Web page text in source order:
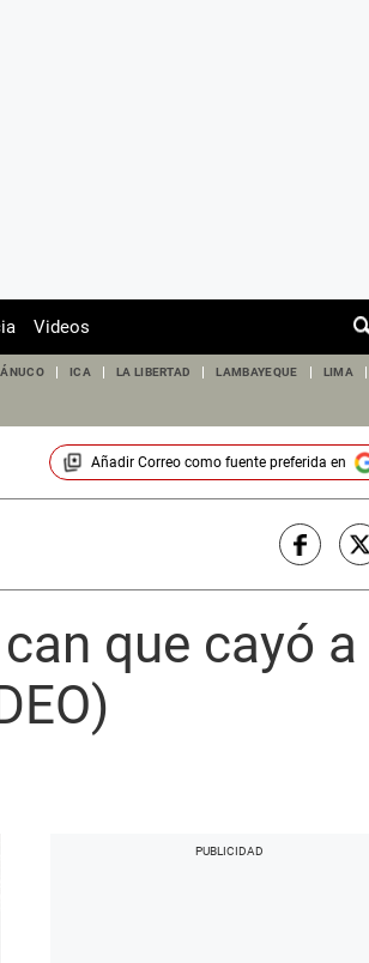
Videos
ICA LA LIBERTAD LAMBAYEQUE LIMA
Añadir Correocomo fuente preferida en
que cayó a